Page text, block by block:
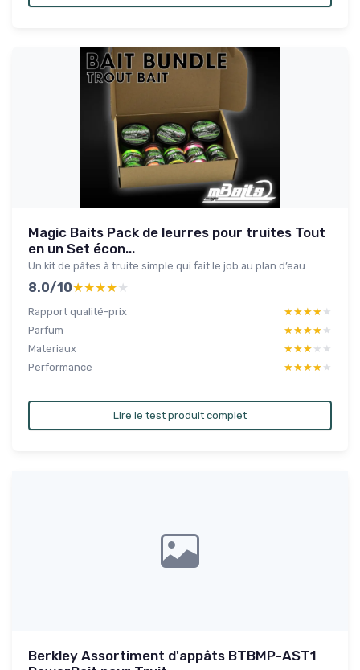
Magic Baits Pack de leurres pour truites Tout
en un Set écon...
Un kit de pâtes à truite simple qui fait le job au plan d’eau
8.0/10★★★★★
★★★★★
Rapport qualité-prix ★★★★★
★★★★★
Parfum
★★★★★
★★★★★
Materiaux
★★★★★
★★★★★
Performance
★★★★★
★★★★★
Lire le test produit complet
Berkley Assortiment d'appâts BTBMP-AST1